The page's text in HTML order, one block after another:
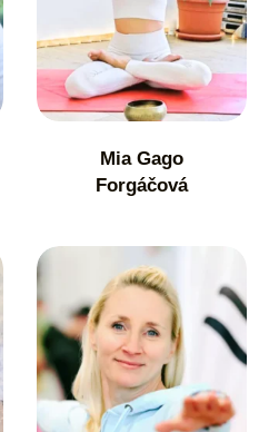
Mia Gago
Forgáčová